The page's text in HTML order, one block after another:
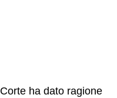
ha dato ragione